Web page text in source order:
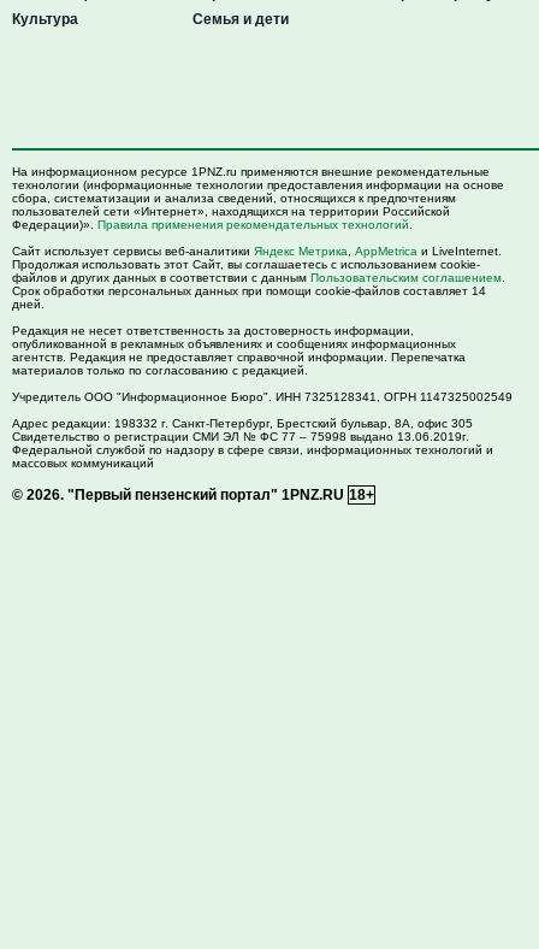
Культура
Семья и дети
На информационном ресурсе 1PNZ.ru применяются внешние рекомендательные
технологии (информационные технологии предоставления информации на основе
сбора, систематизации и анализа сведений, относящихся к предпочтениям
пользователей сети «Интернет», находящихся на территории Российской
Федерации)». Правила применения рекомендательных технологий
Сайт использует сервисы веб-аналитики Яндекс Метрика AppMetrica и LiveInternet.
Продолжая использовать этот Сайт, вы соглашаетесь с использованием cookie-
файлов и других данных в соответствии с данным Пользовательским соглашением
Срок обработки персональных данных при помощи cookie-файлов составляет 14
дней.
Редакция не несет ответственность за достоверность информации,
опубликованной в рекламных объявлениях и сообщениях информационных
агентств. Редакция не предоставляет справочной информации. Перепечатка
материалов только по согласованию с редакцией.
Учредитель ООО "Информационное Бюро". ИНН 7325128341, ОГРН 1147325002549
Адрес редакции: 198332 г. Санкт-Петербург, Брестский бульвар, 8А, офис 305
Свидетельство о регистрации СМИ ЭЛ № ФС 77 – 75998 выдано 13.06.2019г.
Федеральной службой по надзору в сфере связи, информационных технологий и
массовых коммуникаций
© 2026. "Первый пензенский портал" 1PNZ.RU 18+